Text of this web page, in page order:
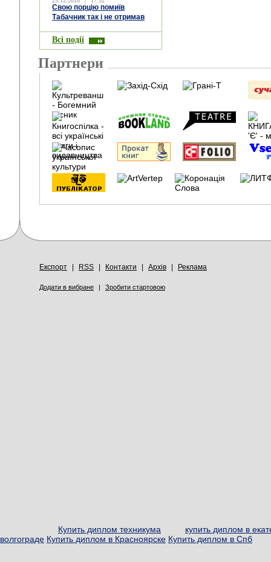
Свою порцію помиїв
Табачник так і не отримав
Всі події
Партнери
Експорт RSS Контакти Архів Реклама
Додати в вибране | Зробити стартовою
Купить диплом техникума
купить диплом в
волгограде Купить диплом в Красноярске Купить диплом в Спб